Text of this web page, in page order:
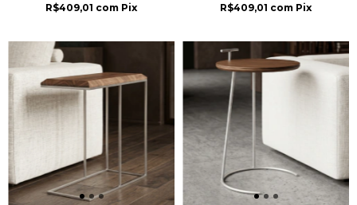
R$409,01 com Pix R$409,01 com Pix